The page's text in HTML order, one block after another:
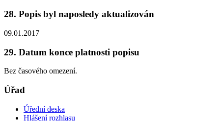
28. Popis byl naposledy aktualizován
09.01.2017
29. Datum konce platnosti popisu
Bez časového omezení.
Úřad
Úřední deska
Hlášení rozhlasu